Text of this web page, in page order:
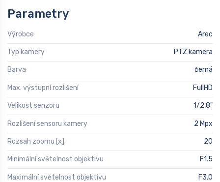
Parametry
Výrobce Arec
Typ kamery PTZ kamera
Barva černá
Max. výstupní rozlišení FullHD
Velikost senzoru 1/2,8"
Rozlišení sensoru kamery 2 Mpx
Rozsah zoomu [x] 20
Minimální světelnost objektivu F1.5
Maximální světelnost objektivu F3.0